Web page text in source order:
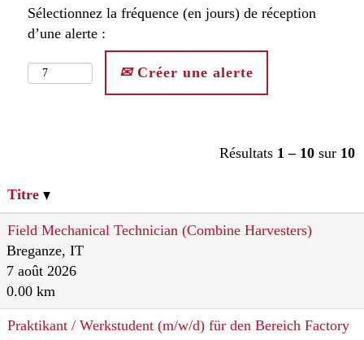
Sélectionnez la fréquence (en jours) de réception
d’une alerte :
Créer une alerte
Résultats 1 – 10 sur 10
Titre
Field Mechanical Technician (Combine Harvesters)
Breganze, IT
7 août 2026
0.00 km
Praktikant / Werkstudent (m/w/d) für den Bereich Factory